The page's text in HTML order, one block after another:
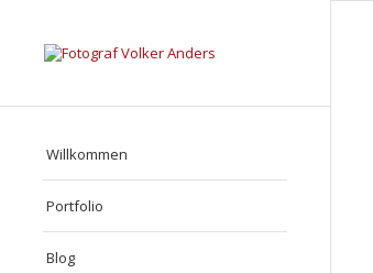
Willkommen
Portfolio
Blog